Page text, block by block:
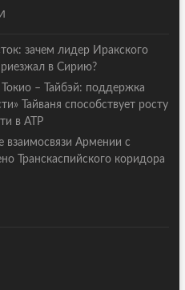
зачем лидер Иракского
в Сирию?
– Тайбэй: поддержка
Тайваня способствует росту
в АТР
взаимосвязи Армении с
Транскаспийского коридора